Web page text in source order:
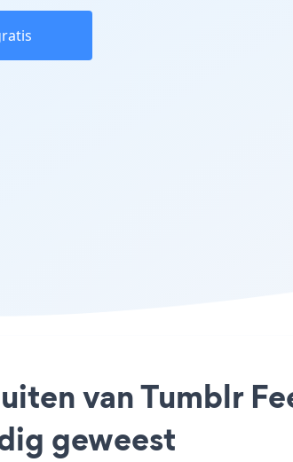
van Tumblr
geweest